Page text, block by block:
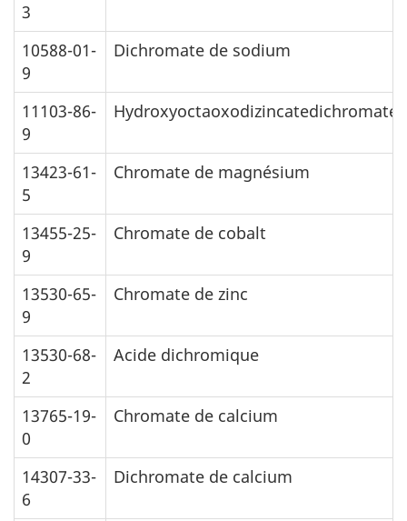
3
10588-01-
9
Dichromate de sodium
11103-86-
9
13423-61-
5
Chromate de magnésium
13455-25-
9
Chromate de cobalt
13530-65-
9
Chromate de zinc
13530-68-
2
Acide dichromique
13765-19-
0
Chromate de calcium
14307-33-
6
Dichromate de calcium